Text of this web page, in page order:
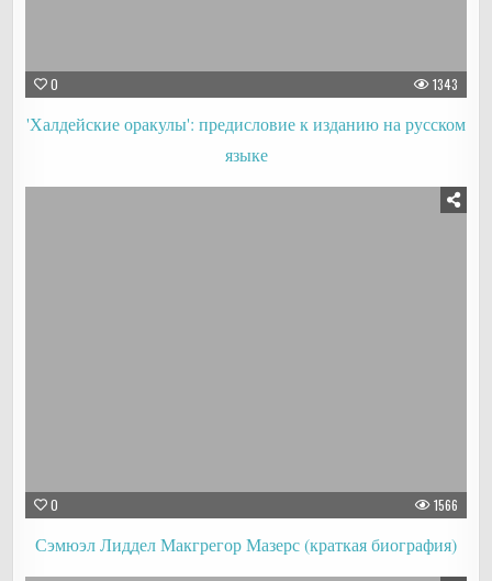
0 1343
'Халдейские оракулы': предисловие к изданию на русском
языке
0 1566
Сэмюэл Лиддел Макгрегор Мазерс (краткая биография)